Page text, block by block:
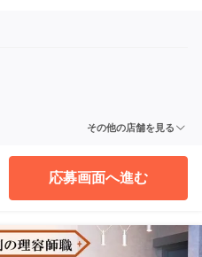
その他の店舗を見る
応募画面へ進む